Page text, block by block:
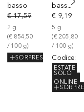
basso
€ 17,59
2 g
(€ 854,50
/ 100 g)
SORPRESA
basso
€ 9,19
5 g
(€ 205,80
/ 100 g)
Codice:
ESTATE
SOLO
ONLINE